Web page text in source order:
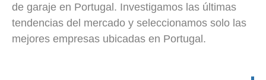
de garaje en Portugal. Investigamos las últimas
tendencias del mercado y seleccionamos solo las
mejores empresas ubicadas en Portugal.